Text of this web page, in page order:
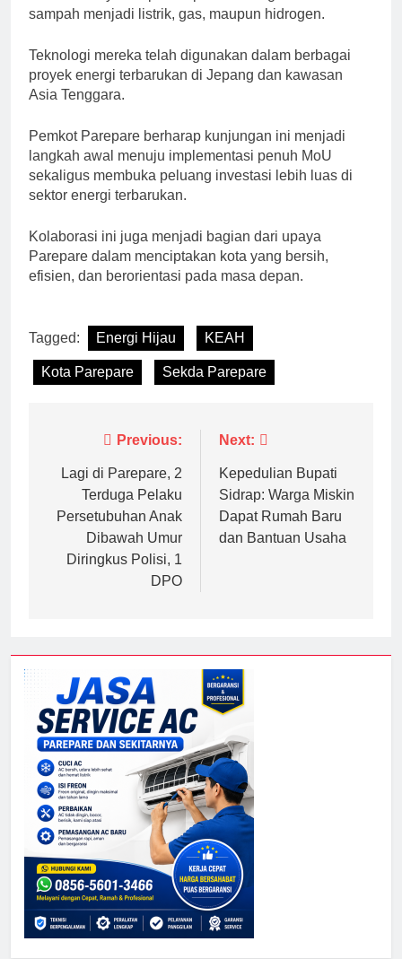
sampah menjadi listrik, gas, maupun hidrogen.
Teknologi mereka telah digunakan dalam berbagai
proyek energi terbarukan di Jepang dan kawasan
Asia Tenggara.
Pemkot Parepare berharap kunjungan ini menjadi
langkah awal menuju implementasi penuh MoU
sekaligus membuka peluang investasi lebih luas di
sektor energi terbarukan.
Kolaborasi ini juga menjadi bagian dari upaya
Parepare dalam menciptakan kota yang bersih,
efisien, dan berorientasi pada masa depan.
Tagged: Energi Hijau KEAH
Kota Parepare Sekda Parepare
Navigasi
pos
Previous:
Lagi di Parepare, 2
Terduga Pelaku
Persetubuhan Anak
Dibawah Umur
Diringkus Polisi, 1
DPO
Next:
Kepedulian Bupati
Sidrap: Warga Miskin
Dapat Rumah Baru
dan Bantuan Usaha